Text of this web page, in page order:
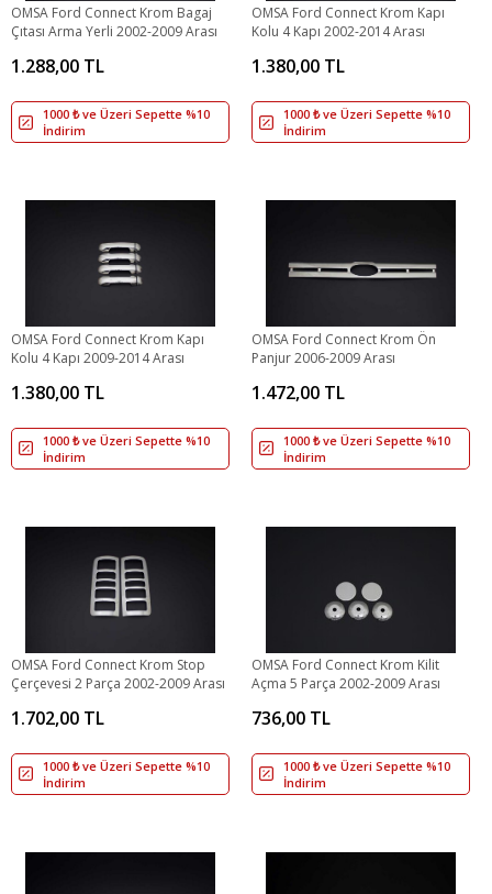
OMSA Ford Connect Krom Bagaj
Çıtası Arma Yerli 2002-2009 Arası
1.288,00 TL
1000 ₺ ve Üzeri Sepette %10
İndirim
OMSA Ford Connect Krom Kapı
Kolu 4 Kapı 2002-2014 Arası
1.380,00 TL
1000 ₺ ve Üzeri Sepette %10
İndirim
OMSA Ford Connect Krom Kapı
Kolu 4 Kapı 2009-2014 Arası
1.380,00 TL
1000 ₺ ve Üzeri Sepette %10
İndirim
OMSA Ford Connect Krom Ön
Panjur 2006-2009 Arası
1.472,00 TL
1000 ₺ ve Üzeri Sepette %10
İndirim
OMSA Ford Connect Krom Stop
Çerçevesi 2 Parça 2002-2009 Arası
1.702,00 TL
1000 ₺ ve Üzeri Sepette %10
İndirim
OMSA Ford Connect Krom Kilit
Açma 5 Parça 2002-2009 Arası
736,00 TL
1000 ₺ ve Üzeri Sepette %10
İndirim